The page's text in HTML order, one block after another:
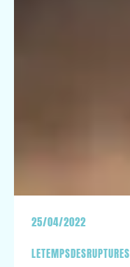
25/04/2022
LETEMPSDESRUPTURES